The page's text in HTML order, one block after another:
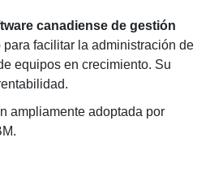
canadiense de gestión
para facilitar la administración de
equipos en crecimiento. Su
ampliamente adoptada por